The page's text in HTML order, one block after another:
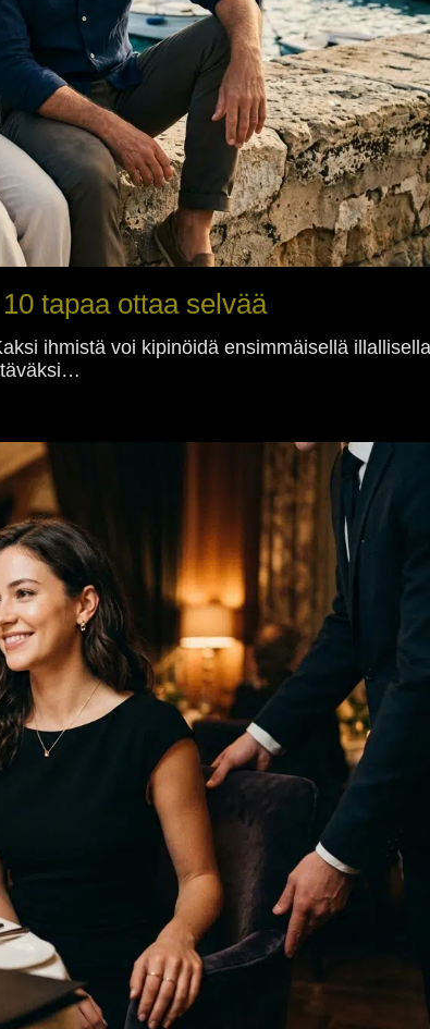
tapaa ottaa selvää
ihmistä voi kipinöidä ensimmäisellä